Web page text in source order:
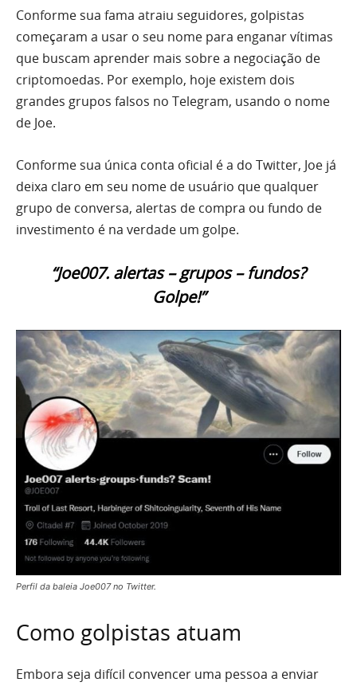
Conforme sua fama atraiu seguidores, golpistas
começaram a usar o seu nome para enganar vítimas
que buscam aprender mais sobre a negociação de
criptomoedas. Por exemplo, hoje existem dois
grandes grupos falsos no Telegram, usando o nome
de Joe.
Conforme sua única conta oficial é a do Twitter, Joe já
deixa claro em seu nome de usuário que qualquer
grupo de conversa, alertas de compra ou fundo de
investimento é na verdade um golpe.
“Joe007. alertas – grupos – fundos?
Golpe!”
Perfil da baleia Joe007 no Twitter.
Como golpistas atuam
Embora seja difícil convencer uma pessoa a enviar